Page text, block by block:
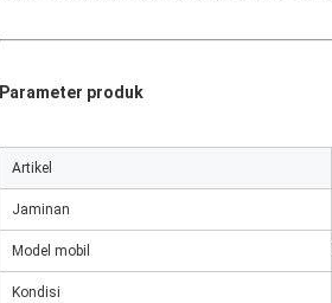
Parameter produk
Artikel
Jaminan
Model mobil
Kondisi